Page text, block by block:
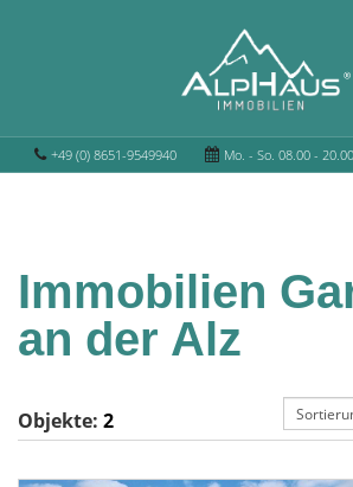
+49 (0) 8651-9549940 Mo. - So. 08.00 -
Immobilien
an der Alz
Objekte: 2